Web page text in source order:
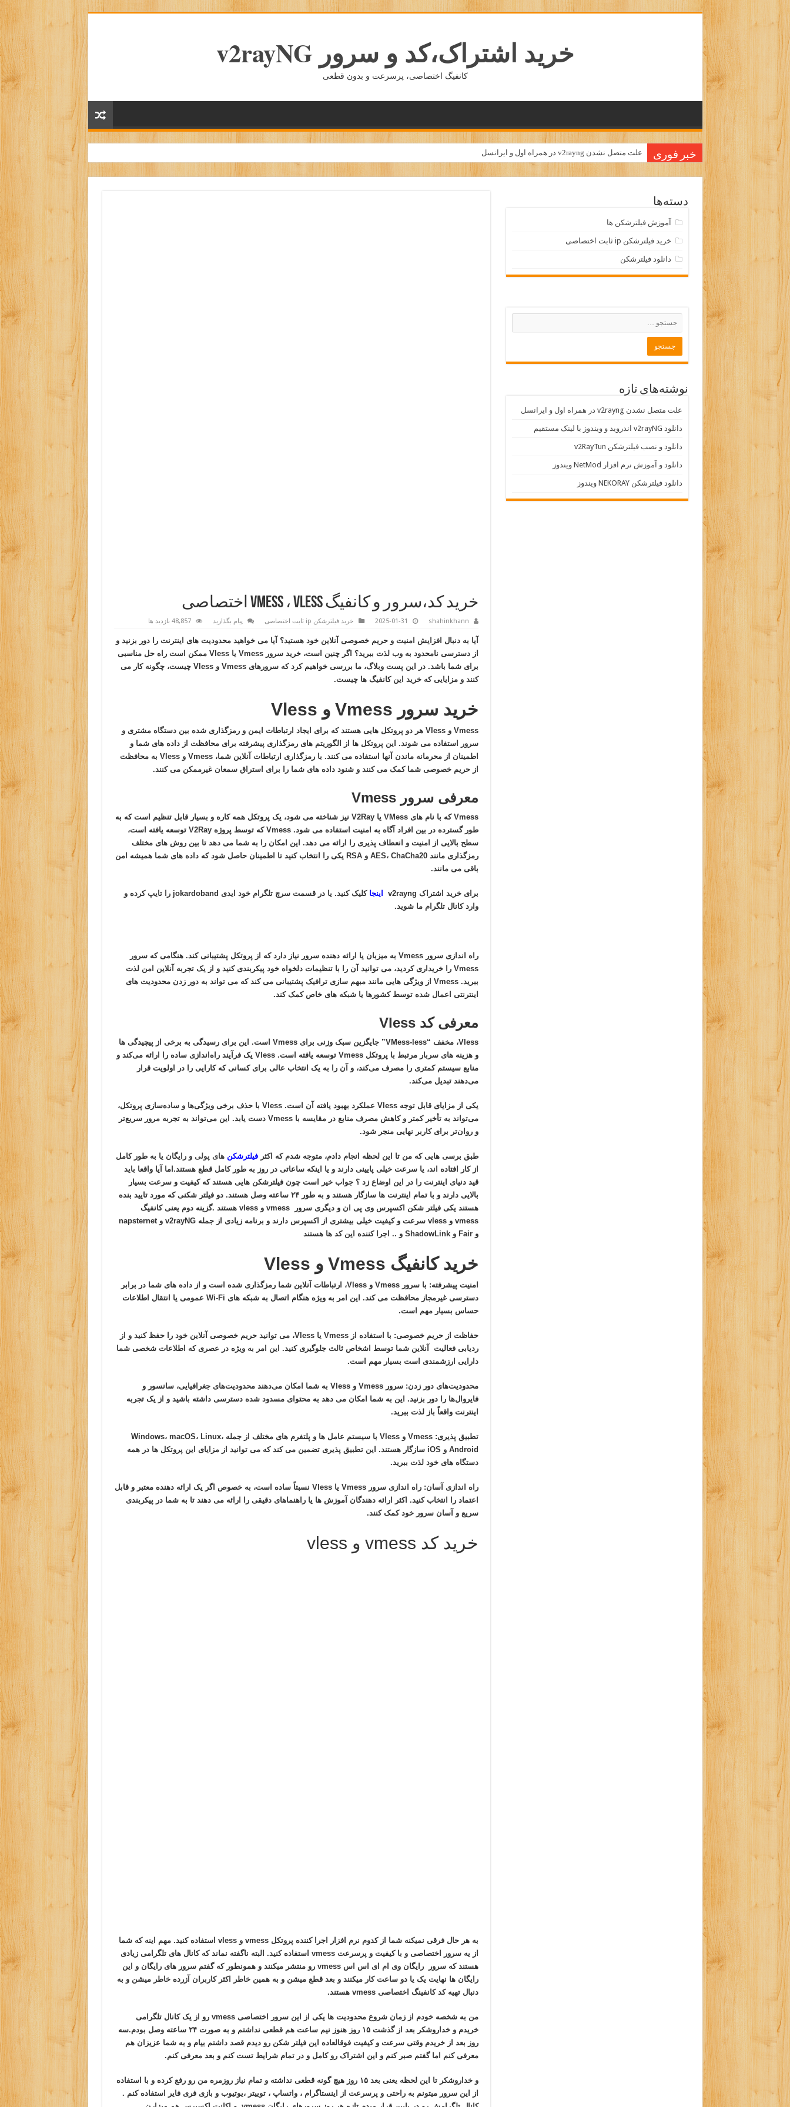
خرید اشتراک،کد و سرور v2rayNG
کانفیگ اختصاصی، پرسرعت و بدون قطعی
خبر فوری علت متصل نشدن v2rayng در همراه اول و ایرانسل
خرید کد،سرور و کانفیگ vmess ، vless اختصاصی
shahinkhann
2025-01-31 خرید فیلترشکن ip ثابت اختصاصی پیام بگذارید 48,857 بازدید ها
آیا به دنبال افزایش امنیت و حریم خصوصی آنلاین خود هستید؟ آیا می خواهید محدودیت های اینترنت را دور بزنید و
از دسترسی نامحدود به وب لذت ببرید؟ اگر چنین است، خرید سرور Vmess یا Vless ممکن است راه حل مناسبی
برای شما باشد. در این پست وبلاگ، ما بررسی خواهیم کرد که سرورهای Vmess و Vless چیست، چگونه کار می
کنند و مزایایی که خرید این کانفیگ ها چیست.
خرید سرور Vmess و Vless
Vmess و Vless هر دو پروتکل هایی هستند که برای ایجاد ارتباطات ایمن و رمزگذاری شده بین دستگاه مشتری و
سرور استفاده می شوند. این پروتکل ها از الگوریتم های رمزگذاری پیشرفته برای محافظت از داده های شما و
اطمینان از محرمانه ماندن آنها استفاده می کنند. با رمزگذاری ارتباطات آنلاین شما، Vmess و Vless به محافظت
از حریم خصوصی شما کمک می کنند و شنود داده های شما را برای استراق سمعان غیرممکن می کنند.
معرفی سرور Vmess
Vmess که با نام های VMess یا V2Ray نیز شناخته می شود، یک پروتکل همه کاره و بسیار قابل تنظیم است که به
طور گسترده در بین افراد آگاه به امنیت استفاده می شود. Vmess که توسط پروژه V2Ray توسعه یافته است،
سطح بالایی از امنیت و انعطاف پذیری را ارائه می دهد. این امکان را به شما می دهد تا بین روش های مختلف
رمزگذاری مانند AES، ChaCha20 و RSA یکی را انتخاب کنید تا اطمینان حاصل شود که داده های شما همیشه امن
باقی می مانند.
برای خرید اشتراک v2rayng اینجا
کلیک کنید. یا در قسمت سرچ تلگرام خود ایدی jokardoband را تایپ کرده و
وارد کانال تلگرام ما شوید.
راه اندازی سرور Vmess به میزبان یا ارائه دهنده سرور نیاز دارد که از پروتکل پشتیبانی کند. هنگامی که سرور
Vmess را خریداری کردید، می توانید آن را با تنظیمات دلخواه خود پیکربندی کنید و از یک تجربه آنلاین امن لذت
ببرید. Vmess از ویژگی هایی مانند مبهم سازی ترافیک پشتیبانی می کند که می تواند به دور زدن محدودیت های
اینترنتی اعمال شده توسط کشورها یا شبکه های خاص کمک کند.
معرفی کد Vless
Vless، مخفف “VMess-less” جایگزین سبک وزنی برای Vmess است. این برای رسیدگی به برخی از پیچیدگی ها
و هزینه های سربار مرتبط با پروتکل Vmess توسعه یافته است. Vless یک فرآیند راه‌اندازی ساده را ارائه می‌کند و
منابع سیستم کمتری را مصرف می‌کند، و آن را به یک انتخاب عالی برای کسانی که کارایی را در اولویت قرار
می‌دهند تبدیل می‌کند.
یکی از مزایای قابل توجه Vless عملکرد بهبود یافته آن است. Vless با حذف برخی ویژگی‌ها و ساده‌سازی پروتکل،
می‌تواند به تأخیر کمتر و کاهش مصرف منابع در مقایسه با Vmess دست یابد. این می‌تواند به تجربه مرور سریع‌تر
و روان‌تر برای کاربر نهایی منجر شود.
طبق برسی هایی که من تا این لحظه انجام دادم، متوجه شدم که اکثرفیلترشکن های پولی و رایگان یا به طور کامل
از کار افتاده اند، یا سرعت خیلی پایینی دارند و یا اینکه ساعاتی در روز به طور کامل قطع هستند.اما آیا واقعا باید
قید دنیای اینترنت را در این اوضاع زد ؟ جواب خیر است چون فیلترشکن هایی هستند که کیفیت و سرعت بسیار
بالایی دارند و با تمام اینترنت ها سازگار هستند و به طور ۲۴ ساعته وصل هستند. دو فیلتر شکنی که مورد تایید بنده
هستند یکی فیلتر شکن اکسپرس وی پی ان و دیگری سرور vmess و vless هستند .گزینه دوم یعنی کانفیگ
vmess و vless سرعت و کیفیت خیلی بیشتری از اکسپرس دارند و برنامه زیادی از جمله v2rayNG و napsternet
و Fair و ShadowLink و .. اجرا کننده این کد ها هستند
خرید کانفیگ Vmess و Vless
امنیت پیشرفته:
با سرور Vmess و Vless، ارتباطات آنلاین شما رمزگذاری شده است و از داده های شما در برابر
دسترسی غیرمجاز محافظت می کند. این امر به ویژه هنگام اتصال به شبکه های Wi-Fi عمومی یا انتقال اطلاعات
حساس بسیار مهم است.
حفاظت از حریم خصوصی:
با استفاده از Vmess یا Vless، می توانید حریم خصوصی آنلاین خود را حفظ کنید و از
ردیابی فعالیت آنلاین شما توسط اشخاص ثالث جلوگیری کنید. این امر به ویژه در عصری که اطلاعات شخصی شما
دارایی ارزشمندی است بسیار مهم است.
محدودیت‌های دور زدن:
سرور Vmess و Vless به شما امکان می‌دهند محدودیت‌های جغرافیایی، سانسور و
فایروال‌ها را دور بزنید. این به شما امکان می دهد به محتوای مسدود شده دسترسی داشته باشید و از یک تجربه
اینترنت واقعاً باز لذت ببرید.
تطبیق پذیری:
Vmess و Vless با سیستم عامل ها و پلتفرم های مختلف از جمله Windows، macOS، Linux،
Android و iOS سازگار هستند. این تطبیق پذیری تضمین می کند که می توانید از مزایای این پروتکل ها در همه
دستگاه های خود لذت ببرید.
راه اندازی آسان:
راه اندازی سرور Vmess یا Vless نسبتاً ساده است، به خصوص اگر یک ارائه دهنده معتبر و قابل
اعتماد را انتخاب کنید. اکثر ارائه دهندگان آموزش ها یا راهنماهای دقیقی را ارائه می دهند تا به شما در پیکربندی
سریع و آسان سرور خود کمک کنند.
خرید کد vmess و vless
به هر حال فرقی نمیکنه شما از کدوم نرم افزار اجرا کننده پروتکل vmess و vless استفاده کنید. مهم اینه که شما
از یه سرور اختصاصی و با کیفیت و پرسرعت vmess استفاده کنید. البته ناگفته نماند که کانال های تلگرامی زیادی
هستند که سرور رایگان وی ام ای اس اس vmess رو منتشر میکنند و همونطور که گفتم سرور های رایگان و این
رایگان ها نهایت یک یا دو ساعت کار میکنند و بعد قطع میشن و به همین خاطر اکثر کاربران آزرده خاطر میشن و به
دنبال تهیه کد کانفینگ اختصاصی vmess هستند.
من به شخصه خودم از زمان شروع محدودیت ها یکی از این سرور اختصاصی vmess رو از یک کانال تلگرامی
خریدم و خداروشکر بعد از گذشت ۱۵ روز هنوز نیم ساعت هم قطعی نداشتم و به صورت ۲۴ ساعته وصل بودم.سه
روز بعد از خریدم وقتی سرعت و کیفیت فوقالعاده این فیلتر شکن رو دیدم قصد داشتم بیام و به شما عزیزان هم
معرفی کنم اما گفتم صبر کنم و این اشتراک رو کامل و در تمام شرایط تست کنم و بعد معرفی کنم.
و خداروشکر تا این لحظه یعنی بعد ۱۵ روز هیچ گونه قطعی نداشته و تمام نیاز روزمره من رو رفع کرده و با استفاده
از این سرور میتونم به راحتی و پرسرعت از اینستاگرام ، واتساپ ، توییتر ،یوتیوب و بازی فری فایر استفاده کنم .
دسته‌ها
آموزش فیلترشکن ها
خرید فیلترشکن ip ثابت اختصاصی
دانلود فیلترشکن
نوشته‌های تازه
علت متصل نشدن v2rayng در همراه اول و ایرانسل
دانلود v2rayNG اندروید و ویندوز با لینک مستقیم
دانلود و نصب فیلترشکن v2RayTun
دانلود و آموزش نرم افزار NetMod ویندوز
دانلود فیلترشکن NEKORAY ویندوز